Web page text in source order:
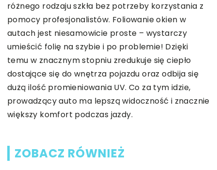
różnego rodzaju szkła bez potrzeby korzystania z
pomocy profesjonalistów. Foliowanie okien w
autach jest niesamowicie proste – wystarczy
umieścić folię na szybie i po problemie! Dzięki
temu w znacznym stopniu zredukuje się ciepło
dostające się do wnętrza pojazdu oraz odbija się
dużą ilość promieniowania UV. Co za tym idzie,
prowadzący auto ma lepszą widoczność i znacznie
większy komfort podczas jazdy.
ZOBACZ RÓWNIEŻ